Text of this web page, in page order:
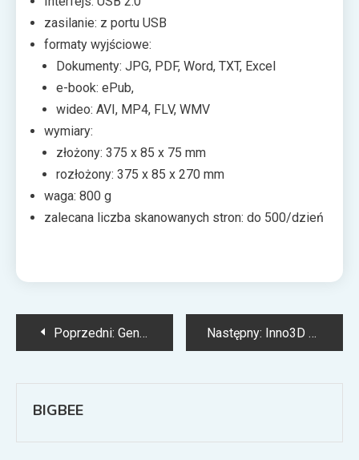
zasilanie: z portu USB
formaty wyjściowe:
Dokumenty: JPG, PDF, Word, TXT, Excel
e-book: ePub,
wideo: AVI, MP4, FLV, WMV
wymiary:
złożony: 375 x 85 x 75 mm
rozłożony: 375 x 85 x 270 mm
waga: 800 g
zalecana liczba skanowanych stron: do 500/dzień
Nawigacja
Poprzedni: Genesis Carbon 700 – podkładki w rozmiarach XL i Maxi z tkaniny Cordura Następny: Inno3D GeForce RTX 3080 Ti iChill Black – flagowe GPU z hybrydowym chłodzeniem
BIGBEE